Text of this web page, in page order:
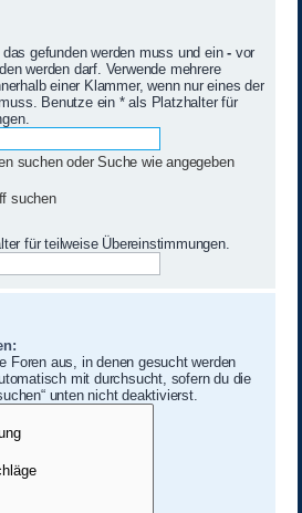
gefunden werden muss und ein-vor
werden darf. Verwende mehrere
einer Klammer, wenn nur eines der
Benutze ein * als Platzhalter für
suchen oder Suche wie angegeben
suchen
für teilweise Übereinstimmungen.
Foren aus, in denen gesucht werden
mit durchsucht, sofern du die
unten nicht deaktivierst.